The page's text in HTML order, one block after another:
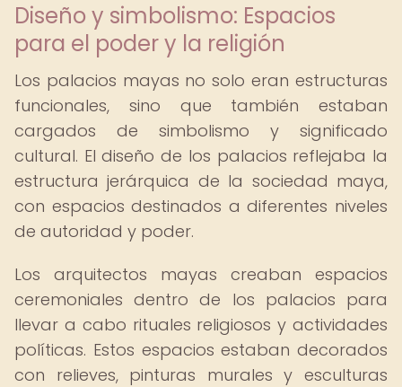
Diseño y simbolismo: Espacios
para el poder y la religión
Los palacios mayas no solo eran estructuras
funcionales, sino que también estaban
cargados de simbolismo y significado
cultural. El diseño de los palacios reflejaba la
estructura jerárquica de la sociedad maya,
con espacios destinados a diferentes niveles
de autoridad y poder.
Los arquitectos mayas creaban espacios
ceremoniales dentro de los palacios para
llevar a cabo rituales religiosos y actividades
políticas. Estos espacios estaban decorados
con relieves, pinturas murales y esculturas